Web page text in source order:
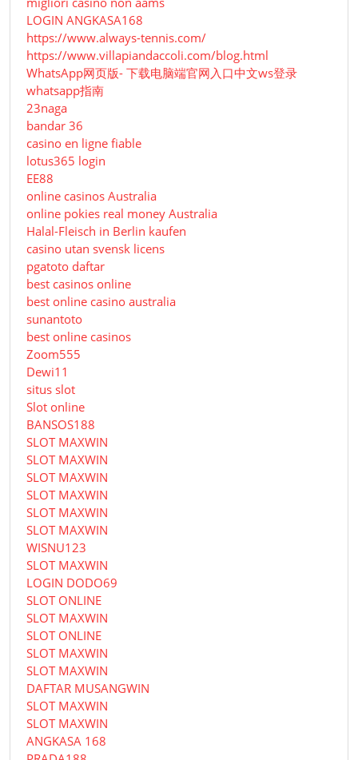
LOGIN ANGKASA168
https://www.always-tennis.com/
https://www.villapiandaccoli.com/blog.html
WhatsApp网页版- 下载电脑端官网入口中文ws登录
whatsapp指南
23naga
bandar 36
casino en ligne fiable
lotus365 login
EE88
online casinos Australia
online pokies real money Australia
Halal-Fleisch in Berlin kaufen
casino utan svensk licens
pgatoto daftar
best casinos online
best online casino australia
sunantoto
best online casinos
Zoom555
Dewi11
situs slot
Slot online
BANSOS188
SLOT MAXWIN
SLOT MAXWIN
SLOT MAXWIN
SLOT MAXWIN
SLOT MAXWIN
SLOT MAXWIN
WISNU123
SLOT MAXWIN
LOGIN DODO69
SLOT ONLINE
SLOT MAXWIN
SLOT ONLINE
SLOT MAXWIN
SLOT MAXWIN
DAFTAR MUSANGWIN
SLOT MAXWIN
SLOT MAXWIN
ANGKASA 168